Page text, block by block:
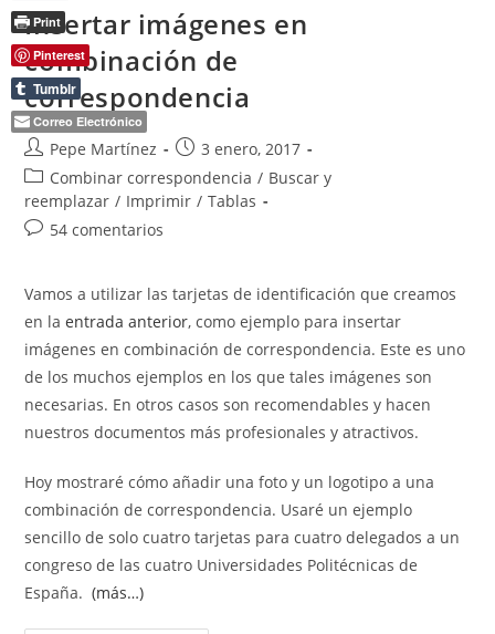
Una
Hoja
En
Dos
Del
Tamaño
Inferior
A3→A4)
Insertar imágenes en
combinación de
correspondencia
Autor
de
la
entrada:
Pepe Martínez
Publicación
de
la
3 enero, 2017
Categoría
de
la
Combinar correspondencia / Buscar y
reemplazar / Imprimir / Tablas
Comentarios
entrada:
54 comentarios
Vamos a utilizar las tarjetas de identificación que creamos
en laentrada anterior, como ejemplo para insertar
imágenes en combinación de correspondencia. Este es uno
de los muchos ejemplos en los que tales imágenes son
necesarias. En otros casos son recomendables y hacen
nuestros documentos más profesionales y atractivos.
Hoy mostraré cómo añadir una foto y un logotipo a una
combinación de correspondencia. Usaré un ejemplo
sencillo de solo cuatro tarjetas para cuatro delegados a un
congreso de las cuatro Universidades Politécnicas de
España.(más…)
Print
Pinterest
Tumblr
Correo Electrónico